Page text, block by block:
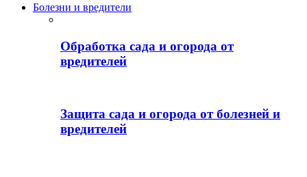
Болезни и вредители
Обработка сада и огорода от
вредителей
Защита сада и огорода от болезней и
вредителей